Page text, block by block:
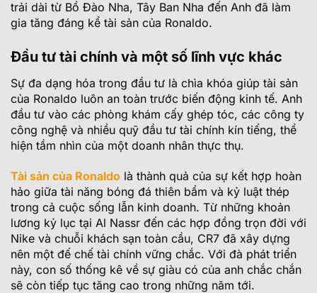
trải dài từ Bồ Đào Nha, Tây Ban Nha đến Anh đã làm
gia tăng đáng kể tài sản của Ronaldo.
Đầu tư tài chính và một số lĩnh vực khác
Sự đa dạng hóa trong đầu tư là chìa khóa giúp tài sản
của Ronaldo luôn an toàn trước biến động kinh tế. Anh
đầu tư vào các phòng khám cấy ghép tóc, các công ty
công nghệ và nhiều quỹ đầu tư tài chính kín tiếng, thể
hiện tầm nhìn của một doanh nhân thực thụ.
Tài sản của Ronaldo là thành quả của sự kết hợp hoàn
hảo giữa tài năng bóng đá thiên bẩm và kỷ luật thép
trong cả cuộc sống lẫn kinh doanh. Từ những khoản
lương kỷ lục tại Al Nassr đến các hợp đồng trọn đời với
Nike và chuỗi khách sạn toàn cầu, CR7 đã xây dựng
nên một đế chế tài chính vững chắc. Với đà phát triển
này, con số thống kê về sự giàu có của anh chắc chắn
sẽ còn tiếp tục tăng cao trong những năm tới.